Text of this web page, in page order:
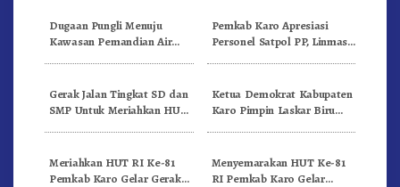
Dugaan Pungli Menuju
Kawasan Pemandian Air
Pemkab Karo Apresiasi
Personel Satpol PP, Linmas,
Gerak Jalan Tingkat SD dan
SMP Untuk Meriahkan HUT
Ketua Demokrat Kabupaten
Karo Pimpin Laskar Biru
Meriahkan HUT RI Ke-81
Pemkab Karo Gelar Gerak
Menyemarakan HUT Ke-81
RI Pemkab Karo Gelar